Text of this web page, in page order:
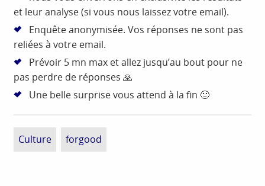
et leur analyse (si vous nous laissez votre email).
Enquête anonymisée. Vos réponses ne sont pas
reliées à votre email.
Prévoir 5 mn max et allez jusqu’au bout pour ne
pas perdre de réponses 🙏
Une belle surprise vous attend à la fin 🙂
Culture forgood